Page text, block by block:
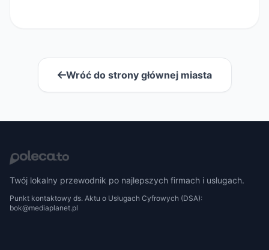
Wróć do strony głównej miasta
Twój lokalny przewodnik po najlepszych firmach i usługach.
Punkt kontaktowy ds. Aktu o Usługach Cyfrowych (DSA):
bok@mediaplanet.pl